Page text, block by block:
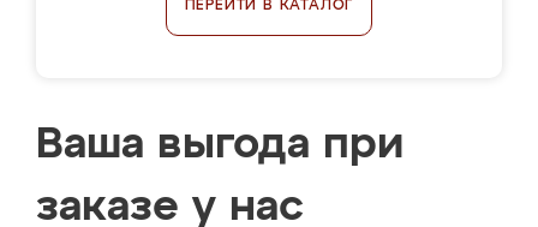
ПЕРЕЙТИ В КАТАЛОГ
Ваша выгода при
заказе у нас